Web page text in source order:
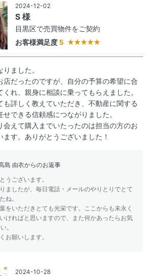
2024-12-02
S 様
目黒区で売買物件をご契約
お客様満足度 5
ました。
店だったのですが、自分の予算の希望に合
くれ、親身に相談に乗ってもらえました。
も詳しく教えていただき、不動産に関する
できる信頼感につながりました。
会えて購入までいたったのは担当の方のお
す。ありがとうございました！
島 由衣からのお返事
うございます。
ましたが、毎日電話・メールのやりとりでとて
ね。
をいただきとても光栄です。ここからも末永く
ければと思いますので、また何かあったらお気
。
お願いします。
2024-10-28